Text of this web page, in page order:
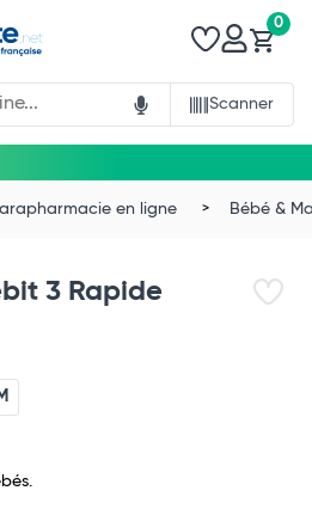
Scanner
0
en ligne Bébé &
3 Rapide